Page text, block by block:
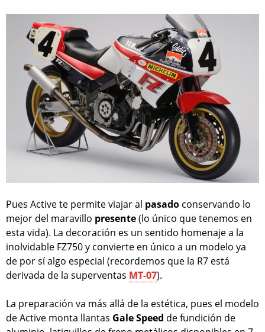
Pues Active te permite viajar al pasado conservando lo
mejor del maravillo presente(lo único que tenemos en
esta vida). La decoración es un sentido homenaje a la
inolvidable FZ750 y convierte en único a un modelo ya
de por sí algo especial (recordemos que la R7 está
derivada de la superventas MT-07).
La preparación va más allá de la estética, pues el modelo
de Active monta llantas Gale Speed de fundición de